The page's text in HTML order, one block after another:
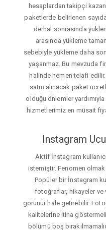
hesaplardan takipçi
paketlerde belirlenen
derhal sonrasında
arasında yükleme
sebebiyle yükleme daha
yaşanmaz. Bu mevzuda
halinde hemen telafi
satın alınacak paket
olduğu önlemler
hizmetlerimiz en müsait
Instagram
Aktif İnstagram
istemiştir. Fenomen
Popüler bir İnstagram
fotoğraflar, hikayeler
görünür hale getirebilir.
kalitelerine itina
bölümü boş